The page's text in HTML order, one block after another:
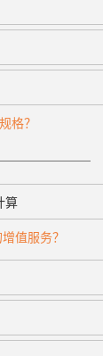
格？
算
值服务？